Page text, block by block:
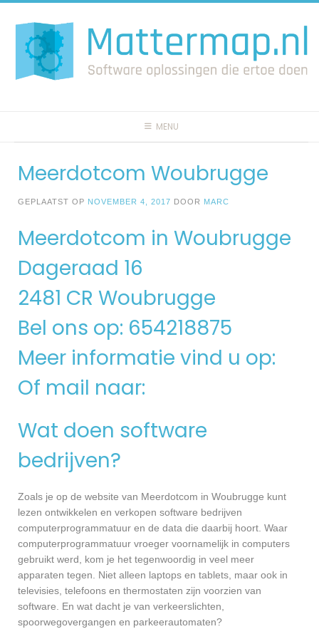
naar
inhoud
MENU
Meerdotcom Woubrugge
GEPLAATST OP NOVEMBER 4, 2017 DOOR MARC
Meerdotcom in Woubrugge
Dageraad 16
2481 CR Woubrugge
Bel ons op: 654218875
Meer informatie vind u op:
Of mail naar:
Wat doen software
bedrijven?
Zoals je op de website van Meerdotcom in Woubrugge kunt
lezen ontwikkelen en verkopen software bedrijven
computerprogrammatuur en de data die daarbij hoort. Waar
computerprogrammatuur vroeger voornamelijk in computers
gebruikt werd, kom je het tegenwoordig in veel meer
apparaten tegen. Niet alleen laptops en tablets, maar ook in
televisies, telefoons en thermostaten zijn voorzien van
software. En wat dacht je van verkeerslichten,
spoorwegovergangen en parkeerautomaten?